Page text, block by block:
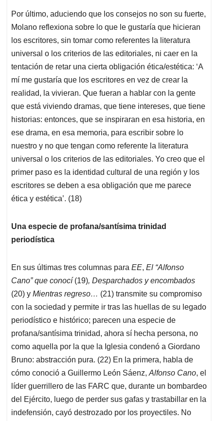
Por último, aduciendo que los consejos no son su fuerte,
Molano reflexiona sobre lo que le gustaría que hicieran
los escritores, sin tomar como referentes la literatura
universal o los criterios de las editoriales, ni caer en la
tentación de retar una cierta obligación ética/estética: ‘A
mí me gustaría que los escritores en vez de crear la
realidad, la vivieran. Que fueran a hablar con la gente
que está viviendo dramas, que tiene intereses, que tiene
historias: entonces, que se inspiraran en esa historia, en
ese drama, en esa memoria, para escribir sobre lo
nuestro y no que tengan como referente la literatura
universal o los criterios de las editoriales. Yo creo que el
primer paso es la identidad cultural de una región y los
escritores se deben a esa obligación que me parece
ética y estética’. (18)
Una especie de profana/santísima trinidad
periodística
En sus últimas tres columnas para EE, El “Alfonso
Cano” que conocí (19), Desparchados y encombados
(20) y Mientras regreso… (21) transmite su compromiso
con la sociedad y permite ir tras las huellas de su legado
periodístico e histórico; parecen una especie de
profana/santísima trinidad, ahora sí hecha persona, no
como aquella por la que la Iglesia condenó a Giordano
Bruno: abstracción pura. (22) En la primera, habla de
cómo conoció a Guillermo León Sáenz, Alfonso Cano, el
líder guerrillero de las FARC que, durante un bombardeo
del Ejército, luego de perder sus gafas y trastabillar en la
indefensión, cayó destrozado por los proyectiles. No